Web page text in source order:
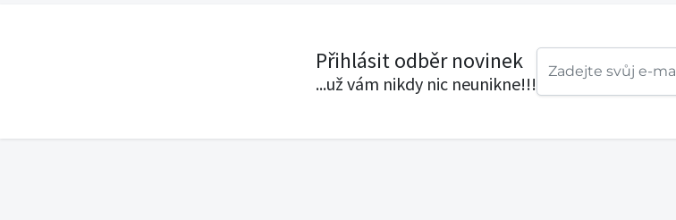
Přihlásit odběr novinek
...už vám nikdy nic neunikne!!!